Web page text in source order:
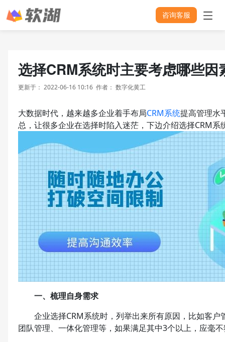
咨询客服
选择CRM系统时主要考虑哪些因
更新于： 2022-06-16 10:16 作者： 数字化黄工
大数据时代，越来越多企业着手布局CRM系统提高管理水
总，让很多企业在选择时陷入迷茫，下边介绍选择CRM系
一、梳理自身需求
企业选择CRM系统时，列举出来所有原因，比如客户
团队管理、一体化管理等，如果满足其中3个以上，应毫